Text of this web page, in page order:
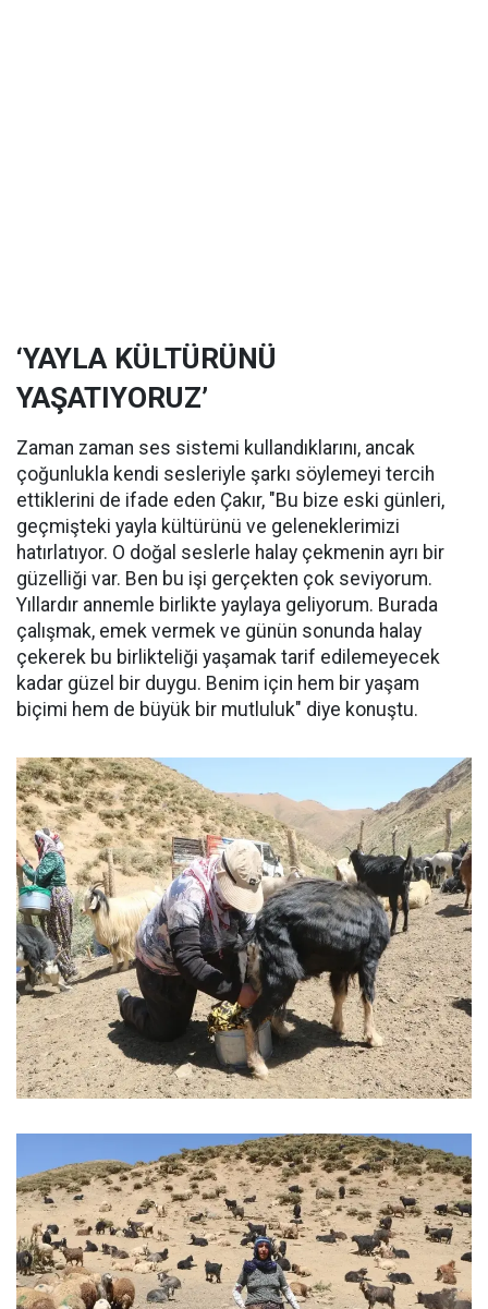
‘YAYLA KÜLTÜRÜNÜ
YAŞATIYORUZ’
Zaman zaman ses sistemi kullandıklarını, ancak
çoğunlukla kendi sesleriyle şarkı söylemeyi tercih
ettiklerini de ifade eden Çakır, "Bu bize eski günleri,
geçmişteki yayla kültürünü ve geleneklerimizi
hatırlatıyor. O doğal seslerle halay çekmenin ayrı bir
güzelliği var. Ben bu işi gerçekten çok seviyorum.
Yıllardır annemle birlikte yaylaya geliyorum. Burada
çalışmak, emek vermek ve günün sonunda halay
çekerek bu birlikteliği yaşamak tarif edilemeyecek
kadar güzel bir duygu. Benim için hem bir yaşam
biçimi hem de büyük bir mutluluk" diye konuştu.